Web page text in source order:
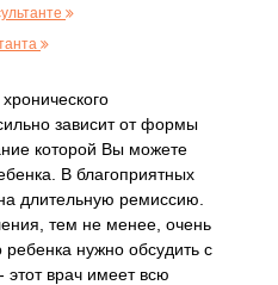
зависит от формы
которой Вы можете
В благоприятных
длительную ремиссию.
тем не менее, очень
нужно обсудить с
врач имеет всю